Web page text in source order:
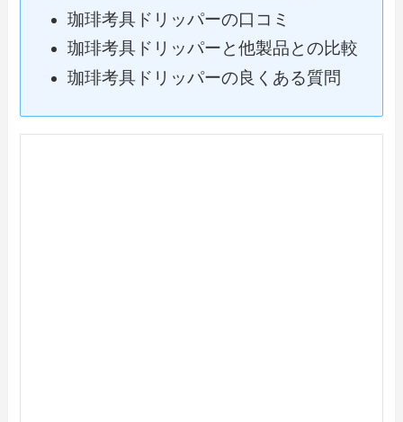
珈琲考具ドリッパーの口コミ
珈琲考具ドリッパーと他製品との比較
珈琲考具ドリッパーの良くある質問